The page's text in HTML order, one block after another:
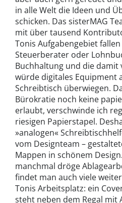
in alle Welt die Ideen und
schicken. Das sisterMAG
mit über tausend
Tonis Aufgabengebiet
Steuerberater oder
Buchhaltung und die damit
würde digitales Equipment
Schreibtisch überwiegen.
Bürokratie noch keine
erlaubt, verschwinde ich
riesigen Papierstapel.
»analogen«
vom Designteam –
Mappen in schönem
manchmal dröge
findet man auch viele
Tonis Arbeitsplatz: ein
steht neben dem Regal mit